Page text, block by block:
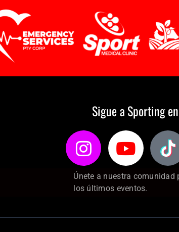
Sigue a Sporting
Únete a nuestra comunidad
los últimos eventos.